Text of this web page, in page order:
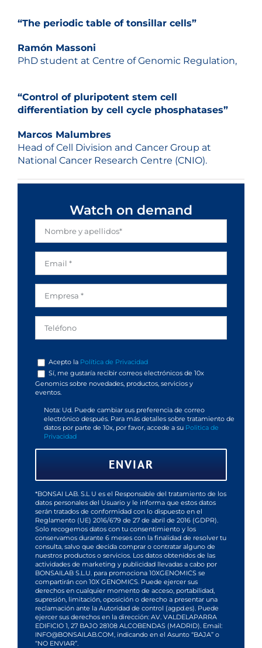
“The periodic table of tonsillar cells”
Ramón Massoni
PhD student at Centre of Genomic Regulation,
“Control of pluripotent stem cell
differentiation by cell cycle phosphatases”
Marcos Malumbres
Head of Cell Division and Cancer Group at
National Cancer Research Centre (CNIO).
Watch on demand
Acepto la Política de Privacidad
Sí, me gustaría recibir correos electrónicos de 10x
Genomics sobre novedades, productos, servicios y
eventos.
Nota: Ud. Puede cambiar sus preferencia de correo
electrónico después. Para más detalles sobre tratamiento de
datos por parte de 10x, por favor, accede a su Politica de
Privacidad
*BONSAI LAB. S.L U es el Responsable del tratamiento de los
datos personales del Usuario y le informa que estos datos
serán tratados de conformidad con lo dispuesto en el
Reglamento (UE) 2016/679 de 27 de abril de 2016 (GDPR).
Solo recogemos datos con tu consentimiento y los
conservamos durante 6 meses con la finalidad de resolver tu
consulta, salvo que decida comprar o contratar alguno de
nuestros productos o servicios. Los datos obtenidos de las
actividades de marketing y publicidad llevadas a cabo por
BONSAILAB S.L.U. para promociona 10XGENOMICS se
compartirán con 10X GENOMICS. Puede ejercer sus
derechos en cualquier momento de acceso, portabilidad,
supresión, limitación, oposición o derecho a presentar una
reclamación ante la Autoridad de control (agpd.es). Puede
ejercer sus derechos en la dirección: AV. VALDELAPARRA
EDIFICIO 1, 27 BAJO 28108 ALCOBENDAS (MADRID). Email:
INFO@BONSAILAB.COM, indicando en el Asunto “BAJA” o
“NO ENVIAR”.